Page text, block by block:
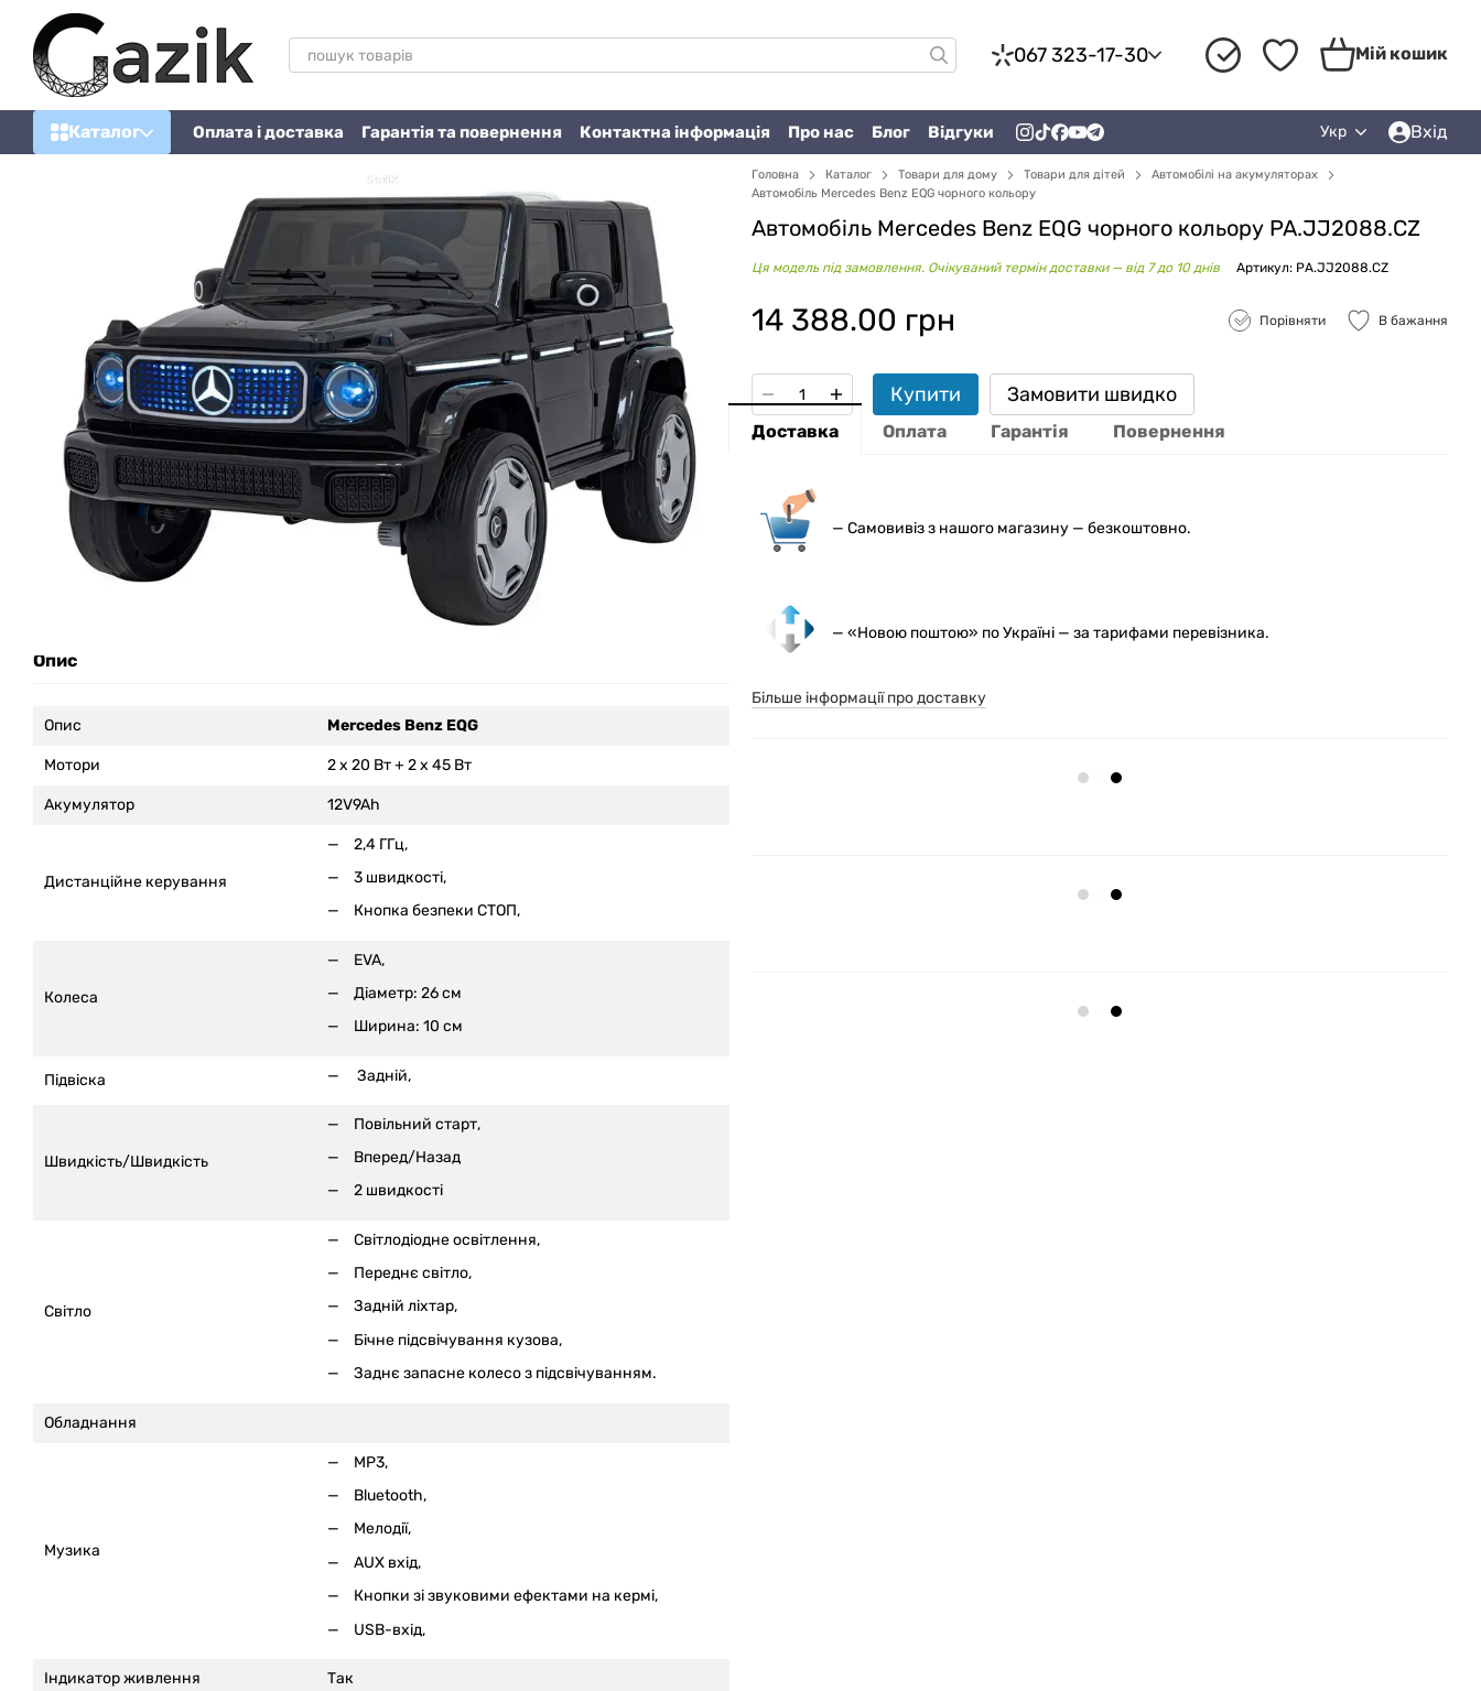
Перейти до основного контенту
067 323-17-30 Мій кошик
Каталог Оплата і доставка Гарантія та повернення Контактна інформація Про нас Блог Відгуки Укр Вхід
Опис
Опис Mercedes Benz EQG
Мотори 2 x 20 Вт + 2 x 45 Вт
Акумулятор 12V9Ah
Дистанційне керування
2,4 ГГц,
3 швидкості,
Кнопка безпеки СТОП,
Колеса
EVA,
Діаметр: 26 см
Ширина: 10 см
Підвіска Задній,
Швидкість/Швидкість
Повільний старт,
Вперед/Назад
2 швидкості
Світло
Світлодіодне освітлення,
Переднє світло,
Задній ліхтар,
Бічне підсвічування кузова,
Заднє запасне колесо з підсвічуванням.
Обладнання
Музика
MP3,
Bluetooth,
Мелодії,
AUX вхід,
Кнопки зі звуковими ефектами на кермі,
USB-вхід,
Індикатор живлення Так
Головна Каталог Товари для дому Товари для дітей
Автомобілі на акумуляторах
Автомобіль Mercedes Benz EQG чорного кольору
Автомобіль Mercedes Benz EQG чорного кольору PA.JJ2088.CZ
Ця модель під замовлення. Очікуваний термін доставки — від 7 до 10 днів Артикул: PA.JJ2088.CZ
14 388.00 грн Порівняти В бажання
Купити Замовити швидко
Доставка Оплата Гарантія Повернення
— Самовивіз з нашого магазину — безкоштовно.
— «Новою поштою» по Україні — за тарифами перевізника.
Більше інформації про доставку